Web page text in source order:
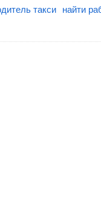
такси найти